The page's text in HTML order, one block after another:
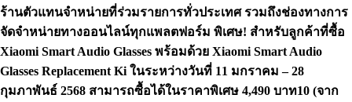
ร้านตัวแทนจำหน่ายที่ร่วมรายการทั่วประเทศ รวมถึงช่องทางการ
จัดจำหน่ายทางออนไลน์ทุกแพลตฟอร์ม พิเศษ! สำหรับลูกค้าที่ซื้อ
Xiaomi Smart Audio Glasses พร้อมด้วย Xiaomi Smart Audio
Glasses Replacement Ki ในระหว่างวันที่ 11 มกราคม – 28
กุมภาพันธ์ 2568 สามารถซื้อได้ในราคาพิเศษ 4,490 บาท10 (จาก